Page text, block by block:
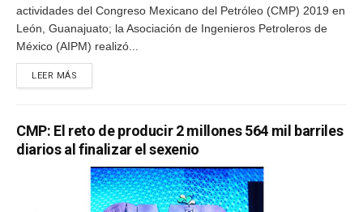
actividades del Congreso Mexicano del Petróleo (CMP) 2019 en
León, Guanajuato; la Asociación de Ingenieros Petroleros de
México (AIPM) realizó...
LEER MÁS
CMP: El reto de producir 2 millones 564 mil barriles
diarios al finalizar el sexenio